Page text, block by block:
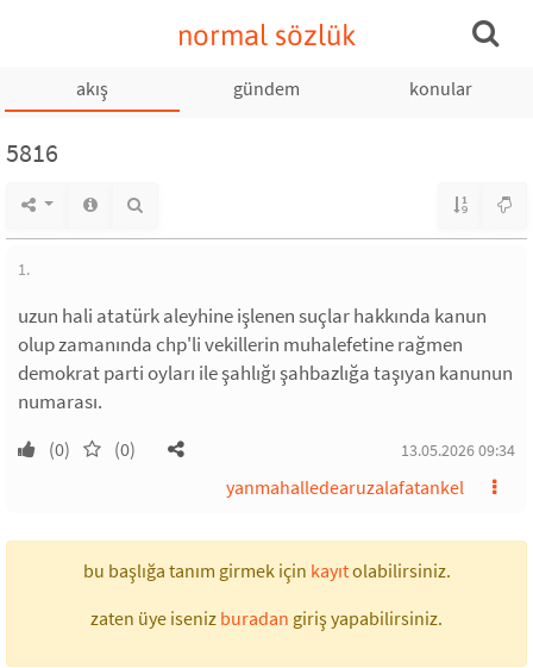
normal sözlük
akış gündem konular
5816
1.
uzun hali atatürk aleyhine işlenen suçlar hakkında kanun
olup zamanında chp'li vekillerin muhalefetine rağmen
demokrat parti oyları ile şahlığı şahbazlığa taşıyan kanunun
numarası.
(0) (0) 13.05.2026 09:34
yanmahalledearuzalafatankel
bu başlığa tanım girmek için kayıtolabilirsiniz.
zaten üye iseniz buradan giriş yapabilirsiniz.